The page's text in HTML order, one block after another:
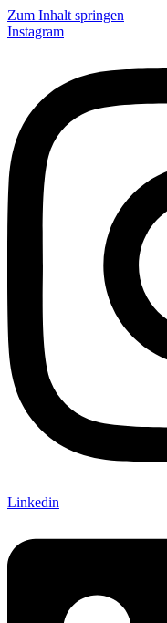
Zum Inhalt springen
Instagram
Linkedin